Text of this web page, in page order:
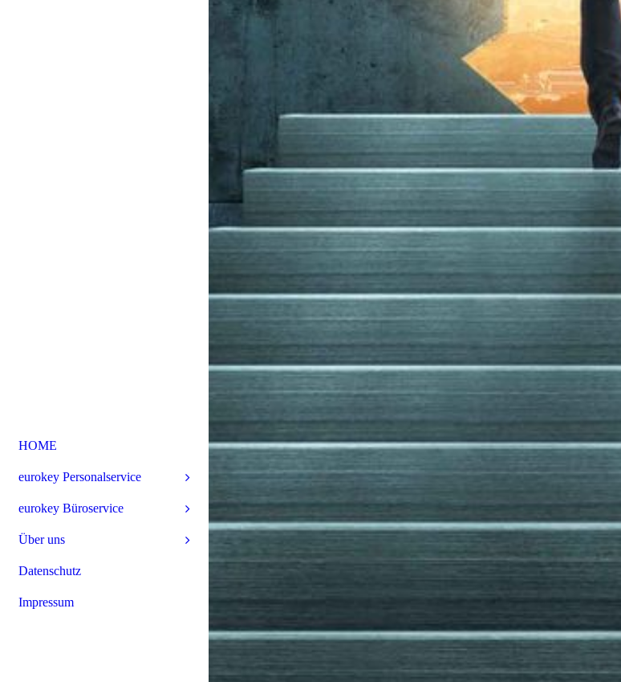
HOME
eurokey Personalservice
eurokey Büroservice
Über uns
Datenschutz
Impressum